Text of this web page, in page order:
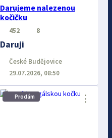
Darujeme nalezenou
kočičku
452 8
Daruji
České Budějovice
29.07.2026, 08:50
Prodám ⋮